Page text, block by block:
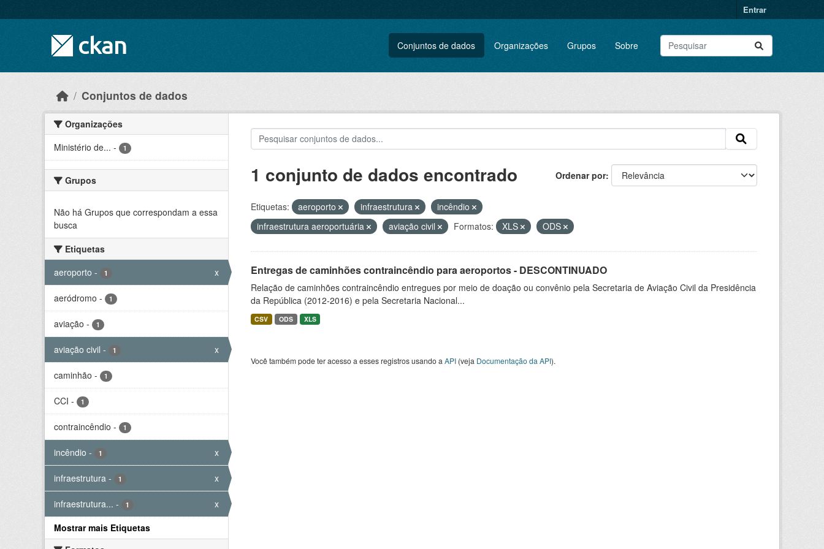
Entrar
Conjuntos de dados Organizações Grupos Sobre
Conjuntos de dados
Organizações
Ministério de... - 1
Grupos
Não há Grupos que correspondam a essa
busca
Etiquetas
aeroporto - 1 x
aeródromo - 1
aviação - 1
aviação civil - 1 x
caminhão - 1
CCI - 1
contraincêndio - 1
incêndio - 1 x
infraestrutura - 1 x
infraestrutura... - 1
x
Mostrar mais Etiquetas
Ordenar por
1 conjunto de dados encontrado
Etiquetas: aeroporto infraestrutura
incêndio
infraestrutura aeroportuária
aviação civil Formatos: XLS ODS
Entregas de caminhões contraincêndio para aeroportos - DESCONTINUADO
Relação de caminhões contraincêndio entregues por meio de doação ou convênio pela Secretaria de Aviação Civil da Presidência
da República (2012-2016) e pela Secretaria Nacional...
CSV ODS XLS
Você também pode ter acesso a esses registros usando a API(veja Documentação da API).